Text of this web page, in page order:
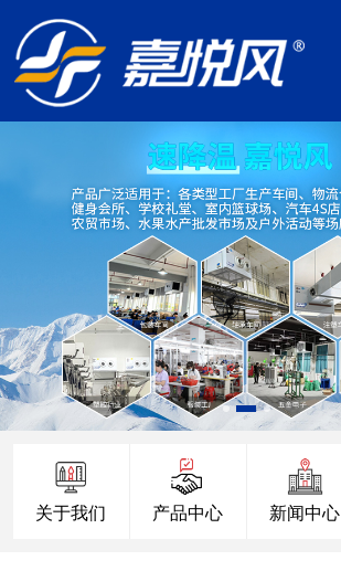
关于我们 产品中心 新闻中心